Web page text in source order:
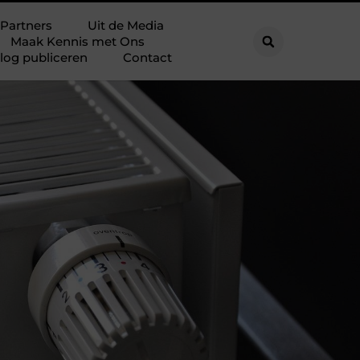
Partners
Uit de Media
Maak Kennis met Ons
publiceren
Contact